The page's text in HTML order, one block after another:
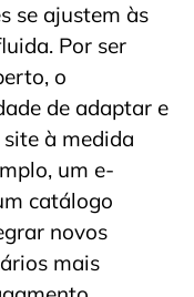
se ajustem às
Por ser
o
de adaptar e
à medida
um e-
catálogo
novos
mais